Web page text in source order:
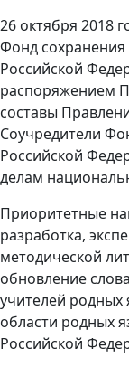
26 октября 2018
Фонд
Российской
распоряжением
составы
Соучредители
Российской
делам
Приоритетные
разработка,
методической
обновление
учителей родных
области родных
Российской